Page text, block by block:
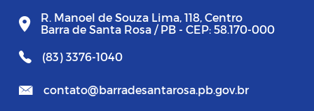
R. Manoel de Souza Lima, 118, Centro
Barra de Santa Rosa / PB - CEP: 58.170-000
(83) 3376-1040
contato@barradesantarosa.pb.gov.br